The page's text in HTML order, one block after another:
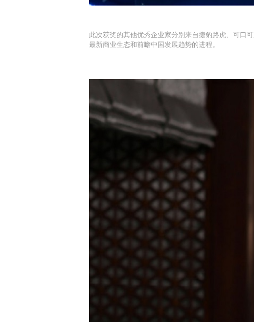
此次获奖的其他优秀企业家分别来自捷豹路虎、可口
最新商业生态和前瞻中国发展趋势的进程。